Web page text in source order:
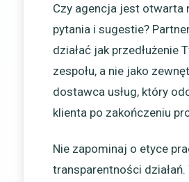
Czy agencja jest otwarta
pytania i sugestie?
działać jak przedłużenie
zespołu, a nie jako
dostawca usług, który
klienta po zakończeniu
Nie zapominaj o etyce
transparentności działań.